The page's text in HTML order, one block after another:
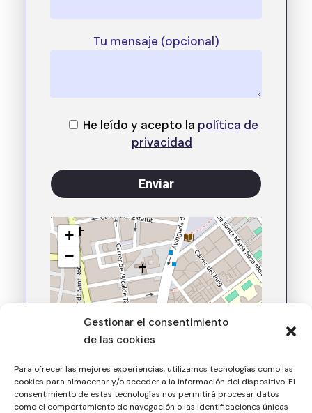
Gestionar el consentimiento
de las cookies
Para ofrecer las mejores experiencias, utilizamos tecnologías como las
cookies para almacenar y/o acceder a la información del dispositivo. El
consentimiento de estas tecnologías nos permitirá procesar datos
como el comportamiento de navegación o las identificaciones únicas
Tu mensaje (opcional)
He leído y acepto la política de
privacidad
+
−